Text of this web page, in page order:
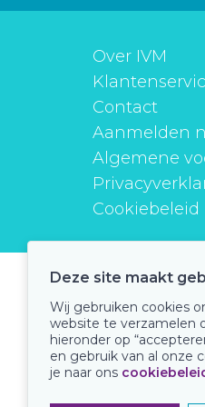
Over IVM
Contact
Aanmelden
Algemene
Cookiebeleid
Onze
Deze site maakt
Wij gebruiken cookies
website te verzamelen
hieronder op
en gebruik van al onze
je naar ons